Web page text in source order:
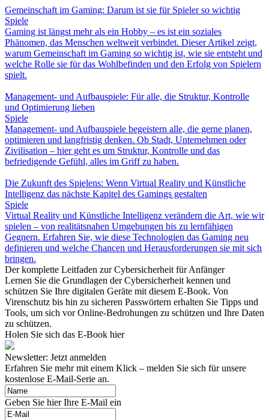
Gemeinschaft im Gaming: Darum ist sie für Spieler so wichtig
Spiele
Gaming ist längst mehr als ein Hobby – es ist ein soziales
Phänomen, das Menschen weltweit verbindet. Dieser Artikel zeigt,
warum Gemeinschaft im Gaming so wichtig ist, wie sie entsteht und
welche Rolle sie für das Wohlbefinden und den Erfolg von Spielern
spielt.
Management- und Aufbauspiele: Für alle, die Struktur, Kontrolle
und Optimierung lieben
Spiele
Management- und Aufbauspiele begeistern alle, die gerne planen,
optimieren und langfristig denken. Ob Stadt, Unternehmen oder
Zivilisation – hier geht es um Struktur, Kontrolle und das
befriedigende Gefühl, alles im Griff zu haben.
Die Zukunft des Spielens: Wenn Virtual Reality und Künstliche
Intelligenz das nächste Kapitel des Gamings gestalten
Spiele
Virtual Reality und Künstliche Intelligenz verändern die Art, wie wir
spielen – von realitätsnahen Umgebungen bis zu lernfähigen
Gegnern. Erfahren Sie, wie diese Technologien das Gaming neu
definieren und welche Chancen und Herausforderungen sie mit sich
bringen.
Der komplette Leitfaden zur Cybersicherheit für Anfänger
Lernen Sie die Grundlagen der Cybersicherheit kennen und
schützen Sie Ihre digitalen Geräte mit diesem E-Book. Von
Virenschutz bis hin zu sicheren Passwörtern erhalten Sie Tipps und
Tools, um sich vor Online-Bedrohungen zu schützen und Ihre Daten
zu schützen.
Holen Sie sich das E-Book hier
Newsletter: Jetzt anmelden
Erfahren Sie mehr mit einem Klick – melden Sie sich für unsere
kostenlose E-Mail-Serie an.
Geben Sie hier Ihre E-Mail ein